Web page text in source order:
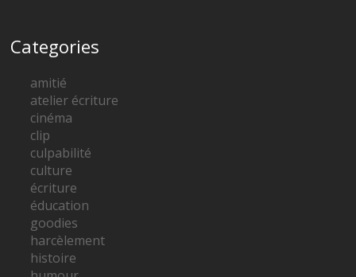
Categories
amitié
atelier écriture
cinéma
clip
culpabilité
culture
écriture
éducation
goodies
harcèlement
histoire